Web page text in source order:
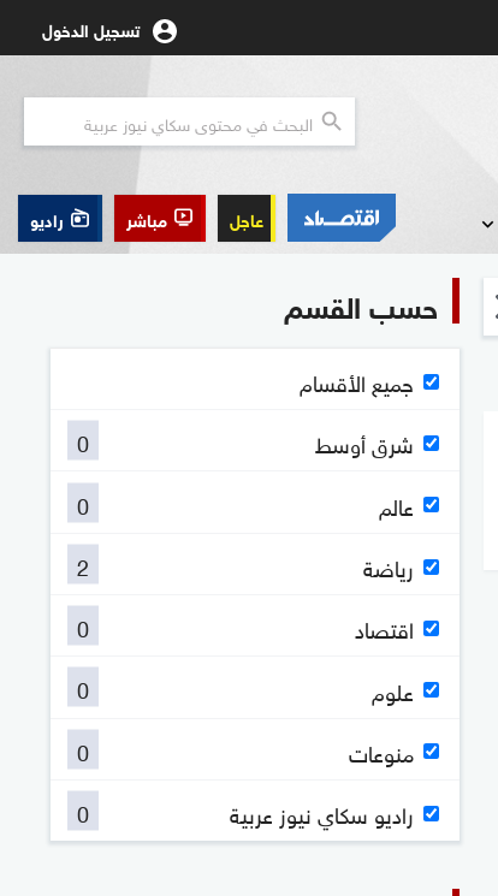
تسجيل الدخول
عاجل مباشر راديو
حسب القسم
جميع الأقسام
شرق أوسط
0
عالم
0
رياضة
2
اقتصاد
0
علوم
0
منوعات
0
راديو سكاي نيوز عربية
0